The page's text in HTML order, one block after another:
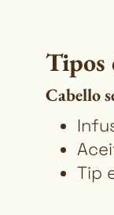
Tipos
Cabello
Tip